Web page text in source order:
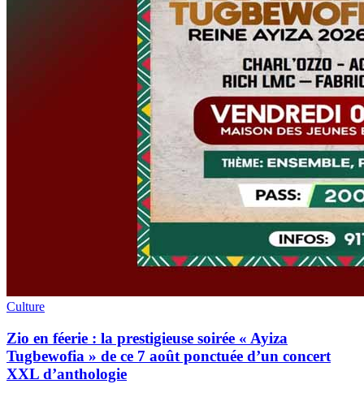
Culture
Zio en féerie : la prestigieuse soirée « Ayiza
Tugbewofia » de ce 7 août ponctuée d’un concert
XXL d’anthologie